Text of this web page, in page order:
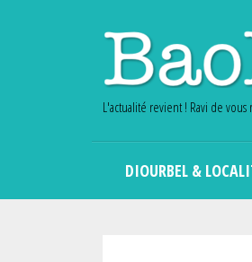
L'actualité revient ! Ravi de
DIOURBEL &